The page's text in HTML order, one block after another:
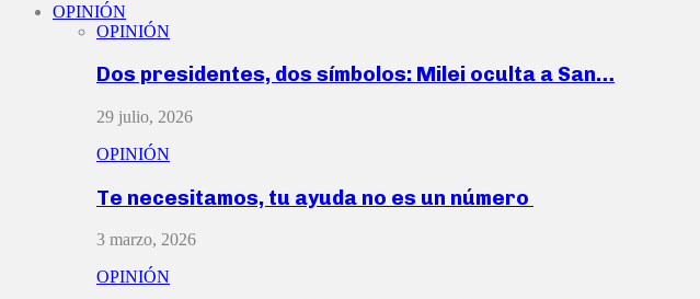
OPINIÓN
OPINIÓN
Dos presidentes, dos símbolos: Milei oculta a San…
29 julio, 2026
OPINIÓN
Te necesitamos, tu ayuda no es un número
3 marzo, 2026
OPINIÓN